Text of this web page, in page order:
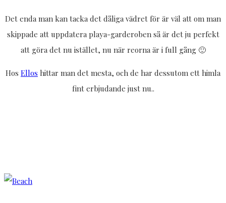
Det enda man kan tacka det dåliga vädret för är väl att om man
skippade att uppdatera playa-garderoben så är det ju perfekt
att göra det nu istället, nu när reorna är i full gång 🙂
Hos Ellos hittar man det mesta, och de har dessutom ett himla
fint erbjudande just nu..